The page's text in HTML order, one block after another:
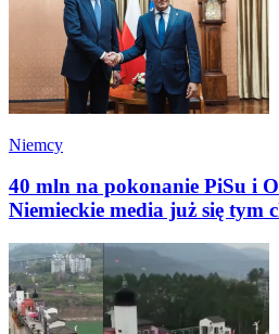
Niemcy
40 mln na pokonanie PiSu i
Niemieckie media już się tym